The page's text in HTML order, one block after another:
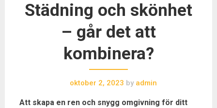
Städning och skönhet
– går det att
kombinera?
oktober 2, 2023 by admin
Att skapa en ren och snygg omgivning för ditt